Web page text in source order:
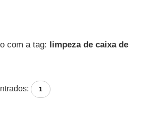
com a tag:
limpeza de caixa de
1